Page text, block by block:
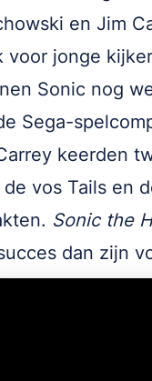
en Jim
voor jonge
Sonic nog
Sega-
keerden
de vos Tails en
Sonic the
dan zijn